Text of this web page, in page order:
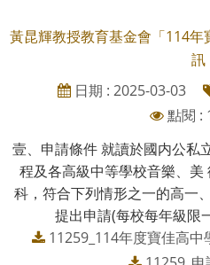
黃昆輝教授教育基金會「114
訊
日期 : 2025-03-03
點閱 :
壹、申請條件 就讀於國内公私
程及各高級中等學校音樂、
科，符合下列情形之一的高一
提出申請(每校每年級限
11259_114年度寶佳高